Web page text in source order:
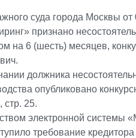
суда города Москвы
признано
на 6 (шесть) месяцев,
должника
опубликовано
стр. 25.
электронной системы
требование